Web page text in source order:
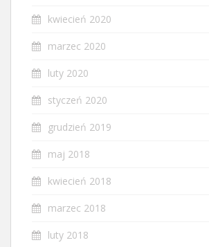
kwiecień 2020
marzec 2020
luty 2020
styczeń 2020
grudzień 2019
maj 2018
kwiecień 2018
marzec 2018
luty 2018